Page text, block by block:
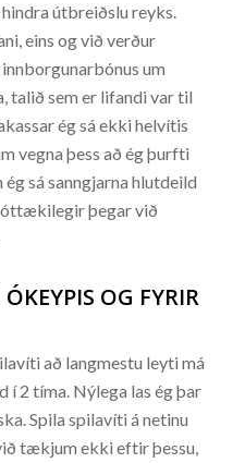
útbreiðslu reyks.
eins og við verður
um
talið sem er lifandi var til
ég sá ekki helvítis
vegna þess að ég þurfti
sá sanngjarna hlutdeild
þegar við
OG FYRIR
að langmestu leyti má
í 2 tíma. Nýlega las ég þar
Spila spilavíti á netinu
tækjum ekki eftir þessu,